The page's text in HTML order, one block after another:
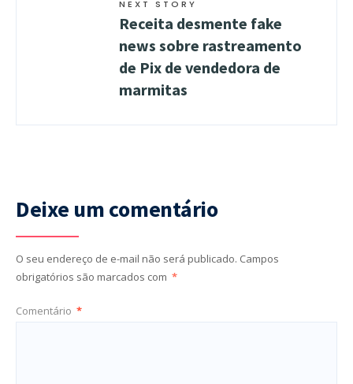
NEXT STORY
Receita desmente fake
news sobre rastreamento
de Pix de vendedora de
marmitas
Deixe um comentário
O seu endereço de e-mail não será publicado. Campos
obrigatórios são marcados com *
Comentário *